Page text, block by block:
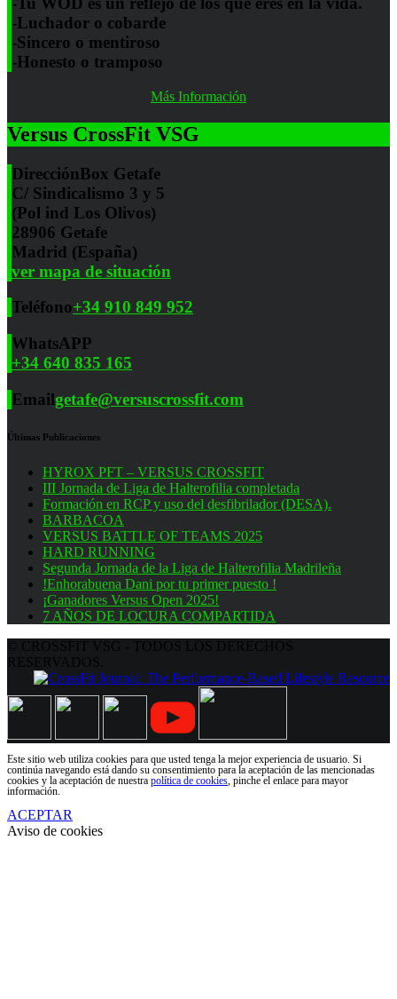
-Luchador o cobarde
-Sincero o mentiroso
-Honesto o tramposo
Más Información
Versus CrossFit VSG
DirecciónBox Getafe
C/ Sindicalismo 3 y 5
(Pol ind Los Olivos)
28906 Getafe
Madrid (España)
ver mapa de situación
Teléfono+34 910 849 952
WhatsAPP
+34 640 835 165
Emailgetafe@versuscrossfit.com
Últimas Publicaciones
HYROX PFT – VERSUS CROSSFIT
III Jornada de Liga de Halterofilia completada
Formación en RCP y uso del desfibrilador (DESA).
BARBACOA
VERSUS BATTLE OF TEAMS 2025
HARD RUNNING
Segunda Jornada de la Liga de Halterofilia Madrileña
!Enhorabuena Dani por tu primer puesto !
¡Ganadores Versus Open 2025!
7 AÑOS DE LOCURA COMPARTIDA
Este sitio web utiliza cookies para que usted tenga la mejor experiencia de usuario. Si
continúa navegando está dando su consentimiento para la aceptación de las mencionadas
cookies y la aceptación de nuestra política de cookies , pinche el enlace para mayor
información.
ACEPTAR
Aviso de cookies